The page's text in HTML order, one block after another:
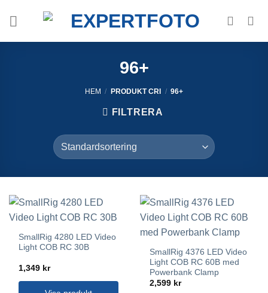
96+
HEM / PRODUKT CRI / 96+
FILTRERA
SmallRig 4280 LED Video
Light COB RC 30B
1,349 kr
SmallRig 4376 LED Video
Light COB RC 60B med
Powerbank Clamp
2,599 kr